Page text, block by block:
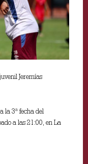
Jeremías
la 3ª fecha del
a las 21:00, en La